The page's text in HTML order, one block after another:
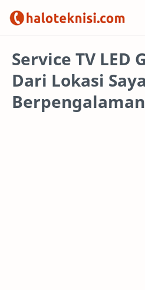
Service TV LED
Dari Lokasi